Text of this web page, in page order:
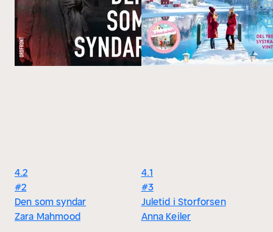
4.2
#2
Den som syndar
Zara Mahmood
4.1
#3
Juletid i Storforsen
Anna Keiler